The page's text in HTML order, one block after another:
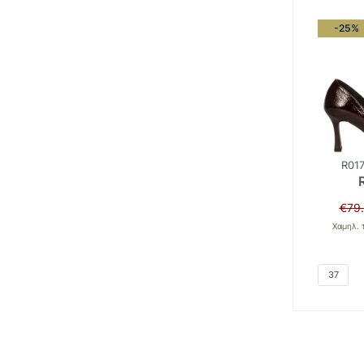
-25%
€
Χαμηλ.
37